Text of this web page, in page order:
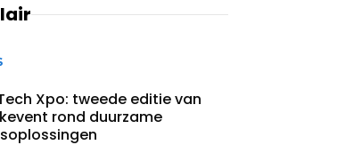
Xpo: tweede editie van
rond duurzame